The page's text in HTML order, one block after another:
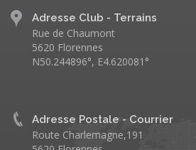
Adresse Club - Terrains
Rue de Chaumont
5620 Florennes
N50.244896°, E4.620081°
Adresse Postale - Courrier
Route Charlemagne,191